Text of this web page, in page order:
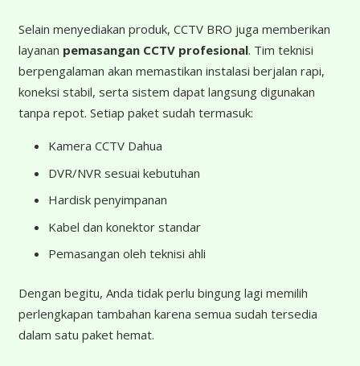
Selain menyediakan produk, CCTV BRO juga memberikan
layanan pemasangan CCTV profesional. Tim teknisi
berpengalaman akan memastikan instalasi berjalan rapi,
koneksi stabil, serta sistem dapat langsung digunakan
tanpa repot. Setiap paket sudah termasuk:
Kamera CCTV Dahua
DVR/NVR sesuai kebutuhan
Hardisk penyimpanan
Kabel dan konektor standar
Pemasangan oleh teknisi ahli
Dengan begitu, Anda tidak perlu bingung lagi memilih
perlengkapan tambahan karena semua sudah tersedia
dalam satu paket hemat.